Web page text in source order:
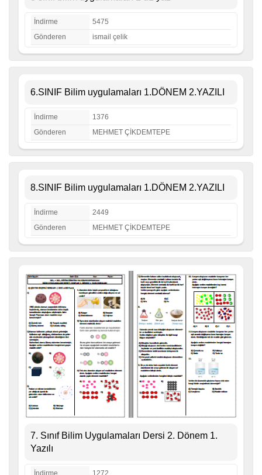
İndirme
5475
Gönderen
ismail çelik
6.SINIF Bilim uygulamaları 1.DÖNEM 2.YAZILI
İndirme
1376
Gönderen
MEHMET ÇİKDEMTEPE
8.SINIF Bilim uygulamaları 1.DÖNEM 2.YAZILI
İndirme
2449
Gönderen
MEHMET ÇİKDEMTEPE
7. Sınıf Bilim Uygulamaları Dersi 2. Dönem 1.
Yazılı
İndirme 1272